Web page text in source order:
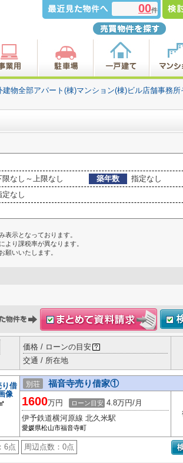
00件
物全部アパート(棟)マンション(棟)ビル店舗事務
限なし～上限なし 築年数
指定なし
定なし
表示となっております。
り課税率が異なります。
願いいたします。
価格 / ローンの目安
交通 / 所在地
別荘 福音寺売り借家①
1600万円 ローン目安 4.8万円/月
伊予鉄道横河原線 北久米駅
愛媛県松山市福音寺町
6点 周辺点数： 0点